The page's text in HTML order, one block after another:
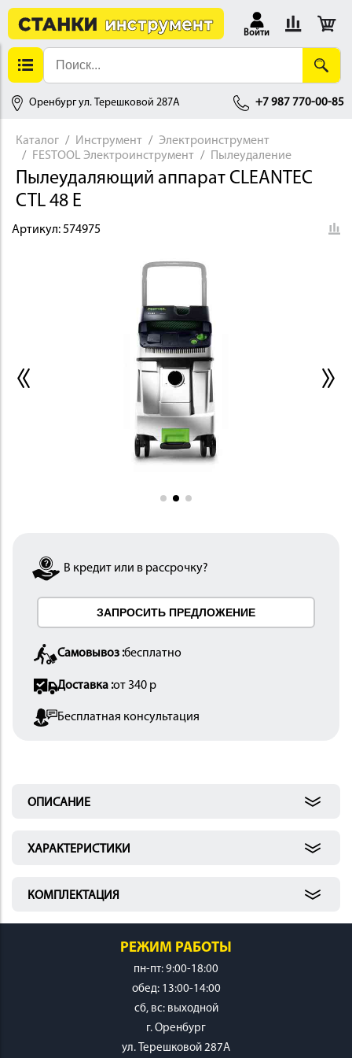
Войти
Оренбург ул. Терешковой 287А +7 987 770-00-85
ОСНАСТКА
Каталог Инструмент
Электроинструмент
FESTOOL Электроинструмент
Пылеудаление
Пылеудаляющий аппарат CLEANTEC
CTL 48 E
Артикул:574975
В кредит или в рассрочку?
ЗАПРОСИТЬ ПРЕДЛОЖЕНИЕ
Самовывоз :бесплатно
Доставка :от 340 р
Бесплатная консультация
ОПИСАНИЕ
ХАРАКТЕРИСТИКИ
КОМПЛЕКТАЦИЯ
РЕЖИМ РАБОТЫ
пн-пт: 9:00-18:00
обед: 13:00-14:00
cб, вс: выходной
г. Оренбург
ул. Терешковой 287А